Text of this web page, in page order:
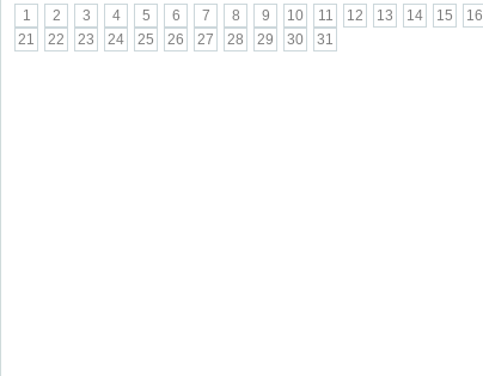
1
2 3 4 5 6 7 8 9 10 11 12 13 14 15 16
21
22 23 24 25 26 27 28 29 30 31